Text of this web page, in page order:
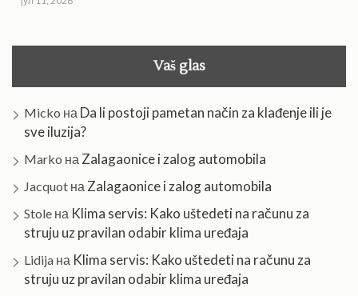
Vaš glas
Micko на Da li postoji pametan način za klađenje ili je
sve iluzija?
Marko на Zalagaonice i zalog automobila
Jacquot на Zalagaonice i zalog automobila
Stole на Klima servis: Kako uštedeti na računu za
struju uz pravilan odabir klima uređaja
Lidija на Klima servis: Kako uštedeti na računu za
struju uz pravilan odabir klima uređaja